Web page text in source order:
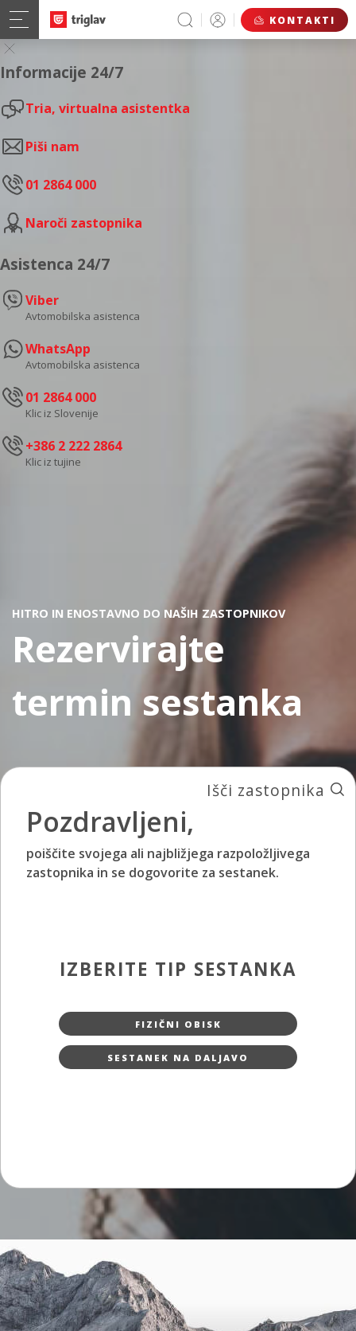
KONTAKTI
Informacije 24/7
Tria, virtualna asistentka
Piši nam
01 2864 000
Naroči zastopnika
Asistenca 24/7
Viber
Avtomobilska asistenca
WhatsApp
Avtomobilska asistenca
01 2864 000
Klic iz Slovenije
+386 2 222 2864
Klic iz tujine
HITRO IN ENOSTAVNO DO NAŠIH ZASTOPNIKOV
Rezervirajte
termin sestanka
Išči zastopnika
Pozdravljeni,
poiščite svojega ali najbližjega razpoložljivega
zastopnika in se dogovorite za sestanek.
IZBERITE TIP SESTANKA
FIZIČNI OBISK
SESTANEK NA DALJAVO